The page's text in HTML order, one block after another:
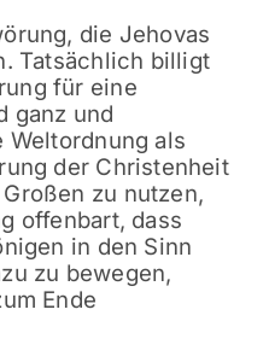
die Jehovas
Tatsächlich billigt
für eine
ganz und
Weltordnung als
der Christenheit
zu nutzen,
offenbart, dass
in den Sinn
zu bewegen,
Ende